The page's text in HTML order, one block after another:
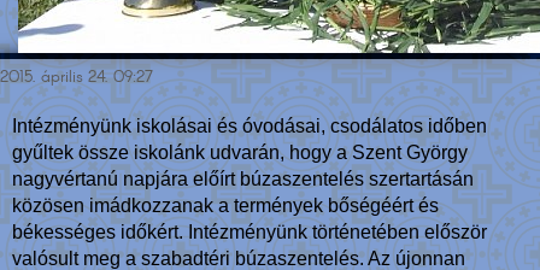
2015. április 24. 09:27
Intézményünk iskolásai és óvodásai, csodálatos időben
gyűltek össze iskolánk udvarán, hogy a Szent György
nagyvértanú napjára előírt búzaszentelés szertartásán
közösen imádkozzanak a termények bőségéért és
békességes időkért. Intézményünk történetében először
valósult meg a szabadtéri búzaszentelés. Az újonnan